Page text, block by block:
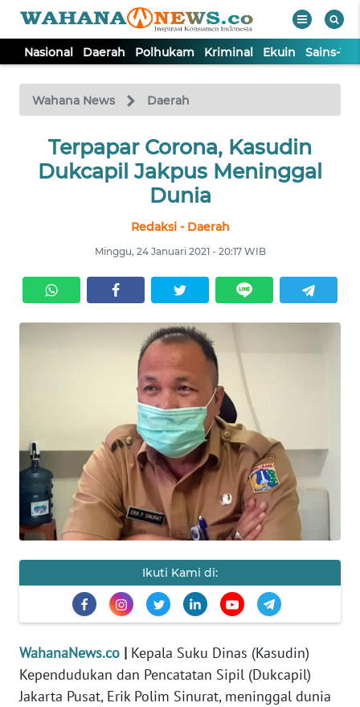
Nasional Daerah Polhukam Kriminal Ekuin Sains-
Wahana News Daerah
Terpapar Corona, Kasudin
Dukcapil Jakpus Meninggal
Dunia
Redaksi - Daerah
Minggu, 24 Januari 2021 - 20:17 WIB
Ikuti Kami di:
WahanaNews.co | Kepala Suku Dinas (Kasudin)
Kependudukan dan Pencatatan Sipil (Dukcapil)
Jakarta Pusat, Erik Polim Sinurat, meninggal dunia
TV
Tutup
NASIONAL
KRIMINAL
EKUIN
INTERNASIONAL
SERBA-SERBI
OLAHRAGA
EDITORIAL